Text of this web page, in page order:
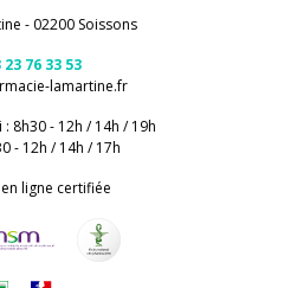
- 02200 Soissons
23 76 33 53
lamartine.fr
8h30 - 12h / 14h / 19h
- 12h / 14h / 17h
ligne certifiée